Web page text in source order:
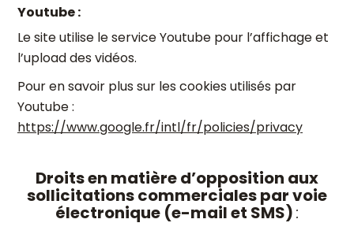
Youtube :
Le site utilise le service Youtube pour l’affichage et
l’upload des vidéos.
Pour en savoir plus sur les cookies utilisés par
Youtube :
https://www.google.fr/intl/fr/policies/privacy
Droits en matière d’opposition aux
sollicitations commerciales par voie
électronique (e-mail et SMS):